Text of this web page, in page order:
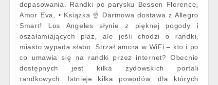
dopasowania. Randki po parysku Besson Florence,
Amor Eva, • Książka ☝ Darmowa dostawa z Allegro
Smart! Los Angeles słynie z pięknej pogody i
oszałamiających plaż, ale jeśli chodzi o randki,
miasto wypada słabo. Strzał amora w WiFi – kto i po
co umawia się na randki przez internet? Obecnie
dostępnych jest kilka żydowskich portali
randkowych. Istnieje kilka powodów, dla których